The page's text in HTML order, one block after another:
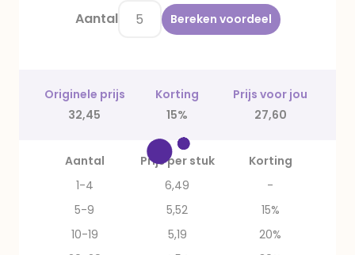
Aantal Bereken voordeel
Originele prijs Korting
Prijs voor jou
32,45
15% 27,60
Aantal Prijs per stuk
Korting
1-4
6,49
-
5-9
5,52
15%
10-19
5,19
20%